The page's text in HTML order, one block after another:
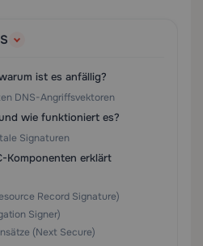
ist es anfällig?
DNS-Angriffsvektoren
wie funktioniert es?
Signaturen
Komponenten erklärt
Record Signature)
Signer)
(Next Secure)